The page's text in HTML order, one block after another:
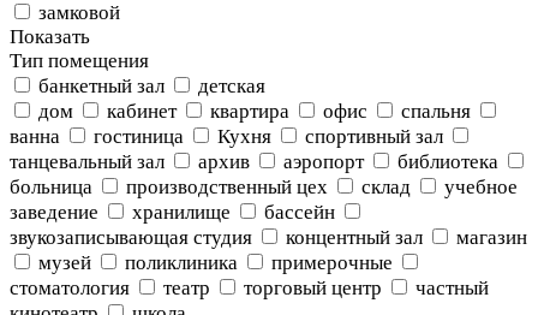
замковой
Показать
Тип помещения
банкетный зал
детская
дом
кабинет квартира офис
спальня
ванна
гостиница Кухня
спортивный зал
танцевальный зал
архив аэропорт
библиотека
больница
производственный цех склад
учебное
заведение
хранилище
бассейн
звукозаписывающая студия
концентный зал
магазин
музей
поликлиника
примерочные
стоматология
театр торговый центр
частный